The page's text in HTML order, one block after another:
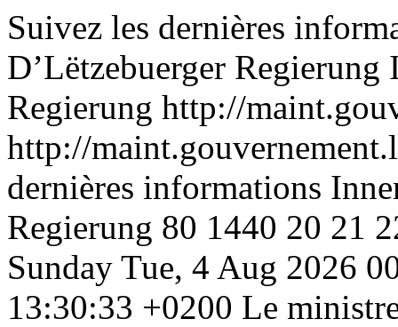
Suivez les dernières
D’Lëtzebuerger Regierung
Regierung http://
http://
dernières informations
Regierung 80 1440 20 21
Sunday Tue, 4 Aug 2026
13:30:33 +0200 Le